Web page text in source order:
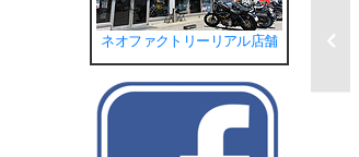
ネオファクトリーリアル店舗